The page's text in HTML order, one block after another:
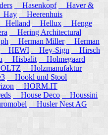
Hasenkopf
Haver &
Hay
Heerenhuis
Helland Hellux
Henge
Hering Architectural
Herman Miller
Herman
HEWI Hey-Sign
Hirsch
Hisbalit
Holmegaard
Holzmanufaktur
Hookl und Stool
HORM.IT
House Deco
Houssini
Husler Nest AG